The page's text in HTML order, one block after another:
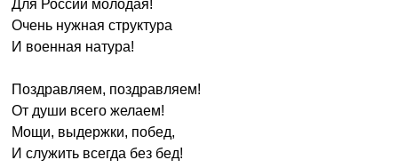
Для России молодая!
Очень нужная структура
И военная натура!
Поздравляем, поздравляем!
От души всего желаем!
Мощи, выдержки, побед,
И служить всегда без бед!